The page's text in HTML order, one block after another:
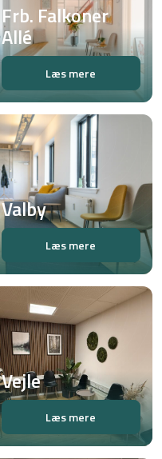
Frb. Falkoner
Allé
Læs mere
Valby
Læs mere
Vejle
Læs mere